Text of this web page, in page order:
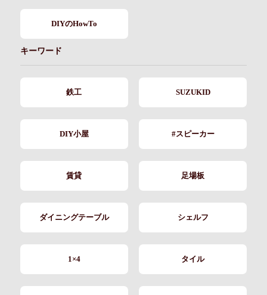
DIYのHowTo
キーワード
鉄工 SUZUKID
DIY小屋 #スピーカー
賃貸 足場板
ダイニングテーブル シェルフ
1×4 タイル